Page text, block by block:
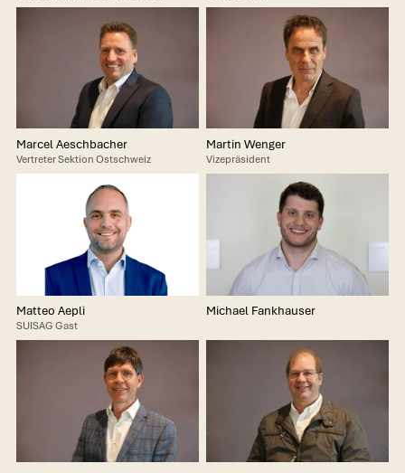
Marcel Aeschbacher
Vertreter Sektion Ostschweiz
Martin Wenger
Vizepräsident
Matteo Aepli
SUISAG Gast
Michael Fankhauser